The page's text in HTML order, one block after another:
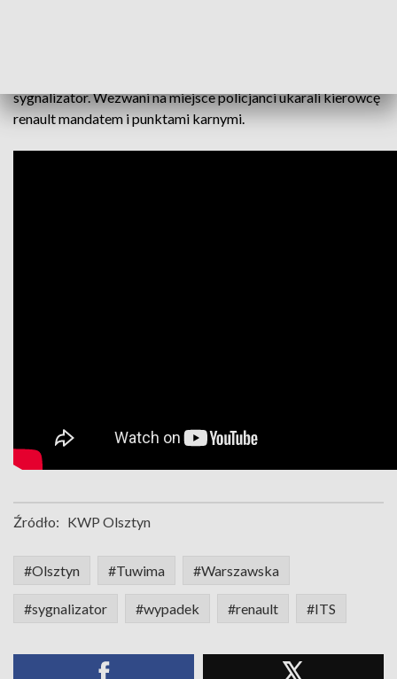
sygnalizator. Wezwani na miejsce policjanci ukarali kierowcę
renault mandatem i punktami karnymi.
Źródło: KWP Olsztyn
#Olsztyn #Tuwima #Warszawska
#sygnalizator #wypadek #renault #ITS